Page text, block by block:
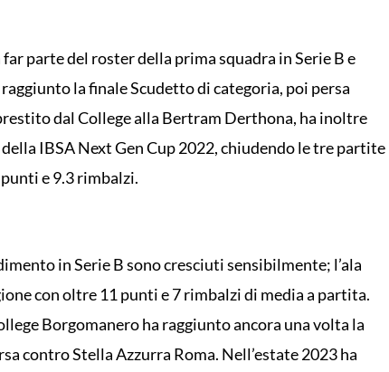
far parte del roster della prima squadra in Serie B e
raggiunto la finale Scudetto di categoria, poi persa
dal College alla Bertram Derthona, ha inoltre
IBSA Next Gen Cup 2022, chiudendo le tre partite
e 9.3 rimbalzi.
in Serie B sono cresciuti sensibilmente; l’ala
con oltre 11 punti e 7 rimbalzi di media a partita.
Borgomanero ha raggiunto ancora una volta la
contro Stella Azzurra Roma. Nell’estate 2023 ha